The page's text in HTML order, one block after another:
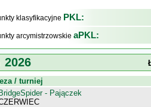
klasyfikacyjne PKL:
arcymistrzowskie aPKL:
2026
/ turniej
BridgeSpider - Pajączek